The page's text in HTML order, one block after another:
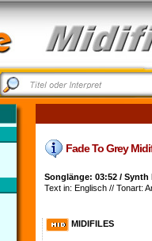
Fade To Grey
Songlänge: 03:52 / Synth
Text in: Englisch // Tonart:
MIDIFILES